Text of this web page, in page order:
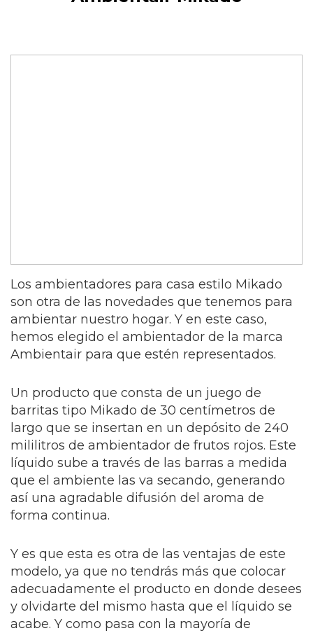
Los ambientadores para casa estilo Mikado
son otra de las novedades que tenemos para
ambientar nuestro hogar. Y en este caso,
hemos elegido el ambientador de la marca
Ambientair para que estén representados.
Un producto que consta de un juego de
barritas tipo Mikado de 30 centímetros de
largo que se insertan en un depósito de 240
mililitros de ambientador de frutos rojos. Este
líquido sube a través de las barras a medida
que el ambiente las va secando, generando
así una agradable difusión del aroma de
forma continua.
Y es que esta es otra de las ventajas de este
modelo, ya que no tendrás más que colocar
adecuadamente el producto en donde desees
y olvidarte del mismo hasta que el líquido se
acabe. Y como pasa con la mayoría de